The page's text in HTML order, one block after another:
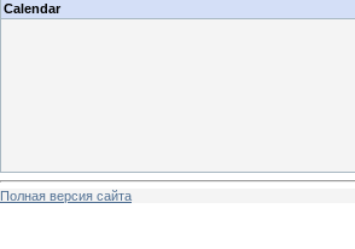
Calendar
Полная версия сайта